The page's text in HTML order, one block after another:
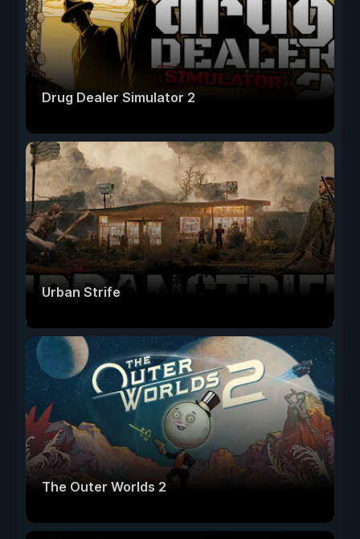
Drug Dealer Simulator 2
Urban Strife
The Outer Worlds 2